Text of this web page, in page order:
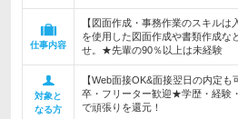
仕事内容
【図面作成・事務作業のスキルは
を使用した図面作成や書類作成な
せ。★先輩の90％以上は未経験
対象と
なる方
【Web面接OK&面接翌日の内定
卒・フリーター歓迎★学歴・経験
で頑張りを還元！